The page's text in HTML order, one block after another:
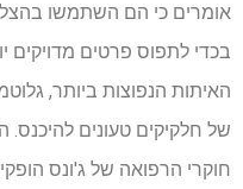
אומרים כי הם השתמשו
בכדי לתפוס פרטים מדויקים
האיתות הנפוצות ביותר,
של חלקיקים טעונים
חוקרי הרפואה של ג'ונס